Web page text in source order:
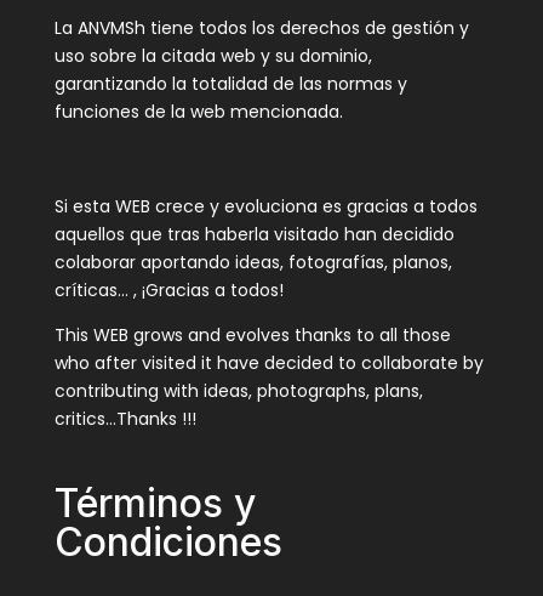
La ANVMSh tiene todos los derechos de gestión y
uso sobre la citada web y su dominio,
garantizando la totalidad de las normas y
funciones de la web mencionada.
Si esta WEB crece y evoluciona es gracias a todos
aquellos que tras haberla visitado han decidido
colaborar aportando ideas, fotografías, planos,
críticas… , ¡Gracias a todos!
This WEB grows and evolves thanks to all those
who after visited it have decided to collaborate by
contributing with ideas, photographs, plans,
critics…Thanks !!!
Términos y
Condiciones